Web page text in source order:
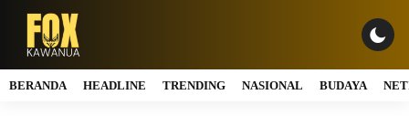
BERANDA HEADLINE TRENDING NASIONAL BUDAYA